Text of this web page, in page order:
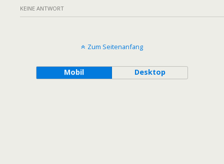
KEINE ANTWORT
Zum Seitenanfang
Mobil Desktop